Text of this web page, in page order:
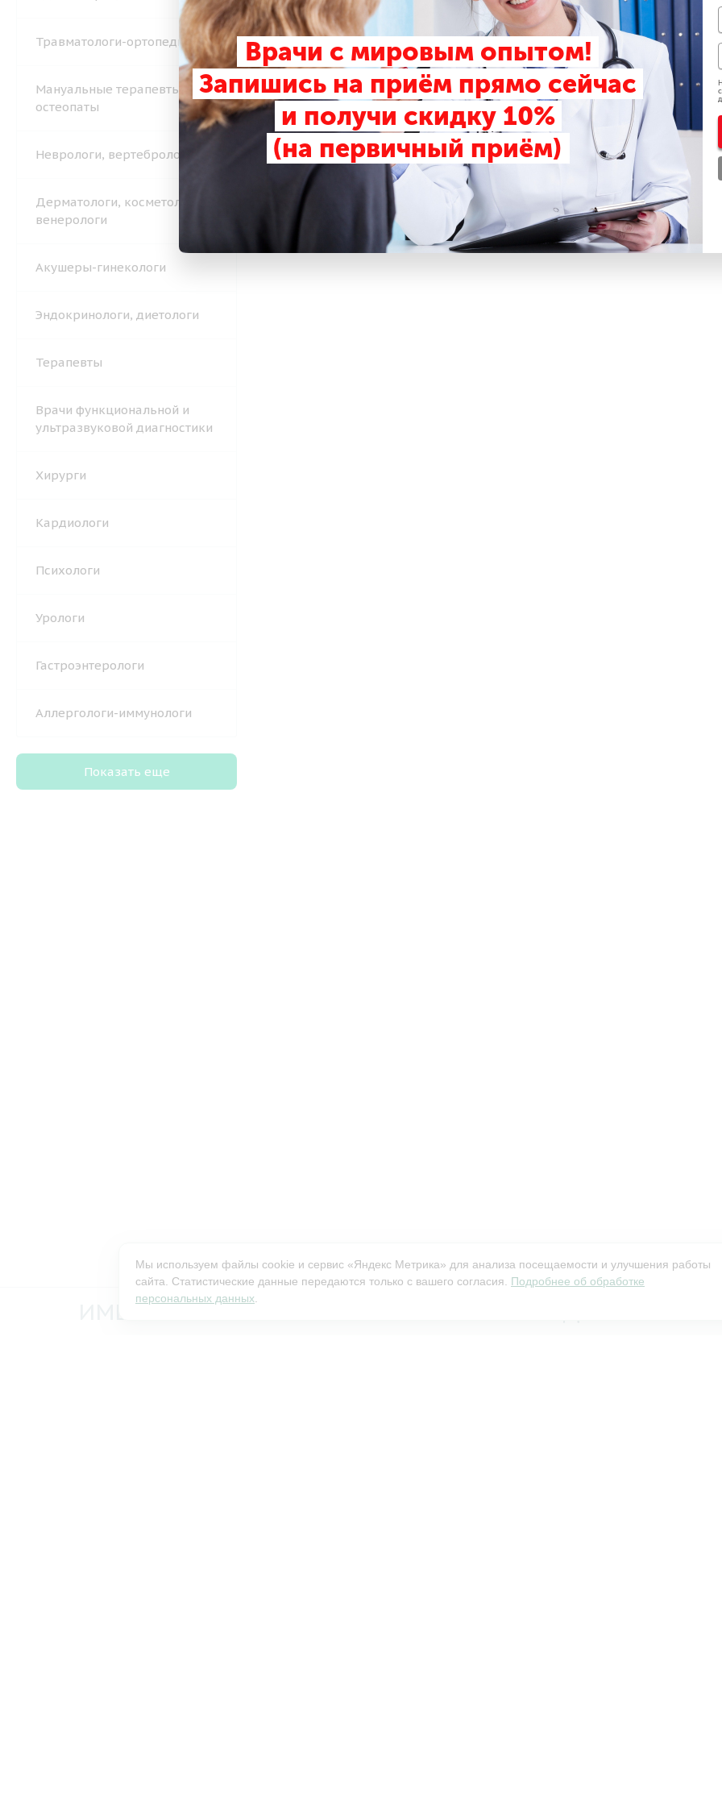
Травматологи-ортопеды
Мануальные терапевты,
остеопаты
Неврологи, вертебрологи
Дерматологи, косметологи,
венерологи
Акушеры-гинекологи
Эндокринологи, диетологи
Терапевты
Врачи функциональной и
ультразвуковой диагностики
Хирурги
Кардиологи
Психологи
Урологи
Гастроэнтерологи
Аллергологи-иммунологи
Показать еще
ИМЕЮТСЯ ПРОТИВОПОКАЗАНИЯ. НЕОБХОДИМА
Мы используем файлы cookie и сервис «Яндекс Метрика» для анализа посещаемости и улучшения работы
сайта. Статистические данные передаются только с вашего согласия. Подробнее об обработке
персональных данных
Врачи с мировым опытом!
Запишись на приём прямо сейчас
и получи скидку 10%
(на первичный приём)